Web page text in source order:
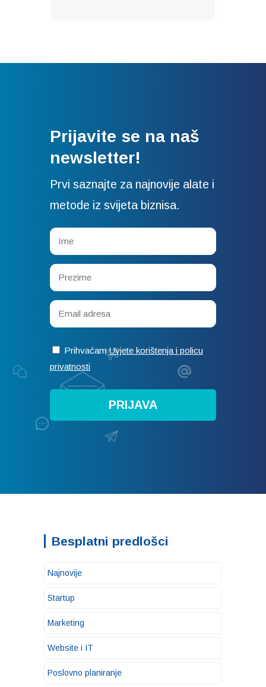
Prijavite se na naš
newsletter!
Prvi saznajte za najnovije alate i
metode iz svijeta biznisa.
PrihvaćamUvjete korištenja i policu
privatnosti
Besplatni predlošci
Najnovije
Startup
Marketing
Website i IT
Poslovno planiranje